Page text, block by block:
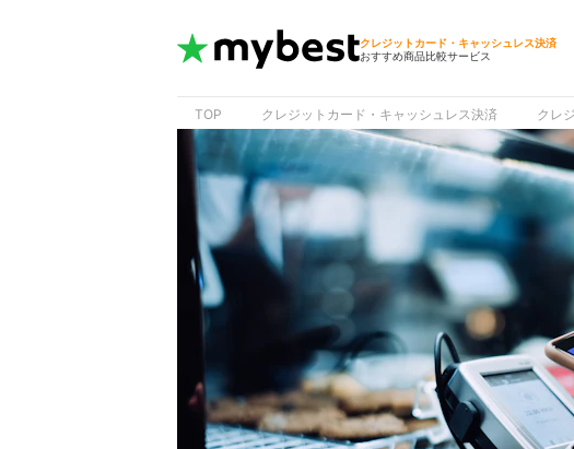
クレジットカード・キャッシュレス決済
おすすめ商品比較サービス
TOP クレジットカード・キャッシュレス決済 クレ